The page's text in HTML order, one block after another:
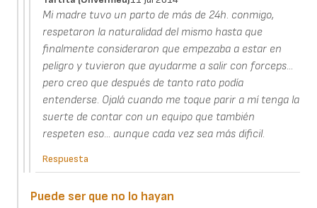
Mi madre tuvo un parto de más de 24h. conmigo,
respetaron la naturalidad del mismo hasta que
finalmente consideraron que empezaba a estar en
peligro y tuvieron que ayudarme a salir con forceps...
pero creo que después de tanto rato podía
entenderse. Ojalá cuando me toque parir a mí tenga la
suerte de contar con un equipo que también
respeten eso... aunque cada vez sea más dificil.
Respuesta
Puede ser que no lo hayan